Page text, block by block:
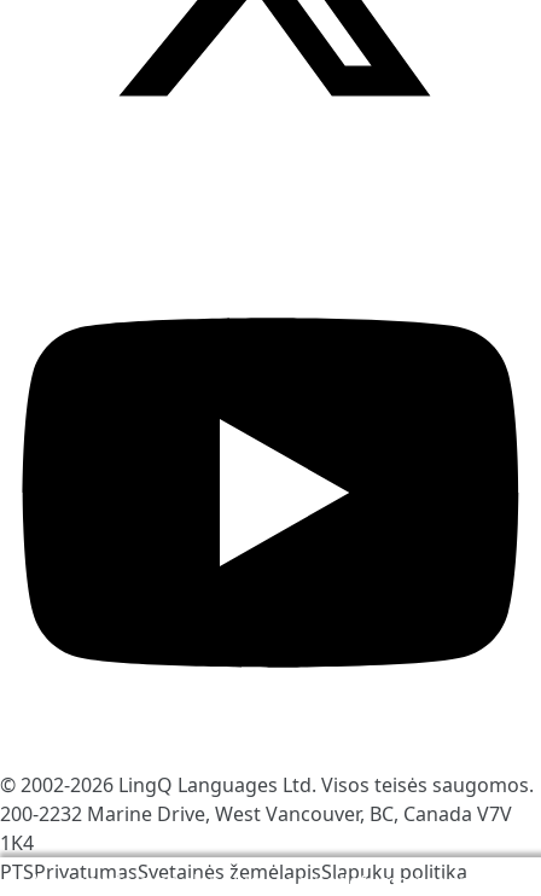
Mes naudojame slapukus, kad padėtume pagerinti
© 2002-2026 LingQ Languages Ltd. Visos teisės saugomos.
200-2232 Marine Drive, West Vancouver, BC, Canada V7V
1K4
PTSPrivatumasSvetainės žemėlapisSlapukų politika